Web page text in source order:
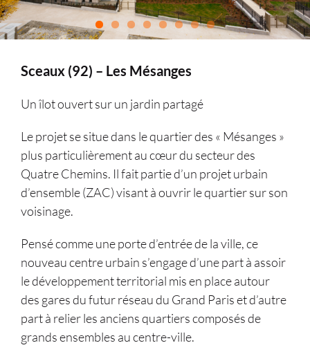
Sceaux (92) – Les Mésanges
Un îlot ouvert sur un jardin partagé
Le projet se situe dans le quartier des « Mésanges »
plus particulièrement au cœur du secteur des
Quatre Chemins. Il fait partie d’un projet urbain
d’ensemble (ZAC) visant à ouvrir le quartier sur son
voisinage.
Pensé comme une porte d’entrée de la ville, ce
nouveau centre urbain s’engage d’une part à assoir
le développement territorial mis en place autour
des gares du futur réseau du Grand Paris et d’autre
part à relier les anciens quartiers composés de
grands ensembles au centre-ville.